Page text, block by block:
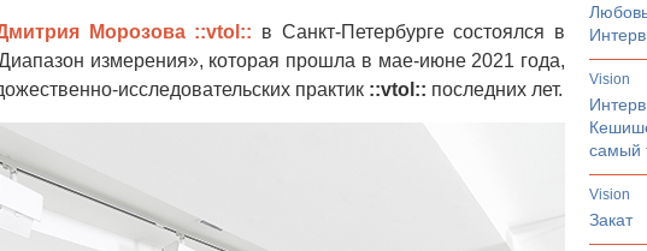
Морозова ::vtol:: в Санкт-Петербурге состоялся в
измерения», которая прошла в мае-июне 2021 года,
исследовательских практик ::vtol:: последних лет. vision
самый
vision
Закат